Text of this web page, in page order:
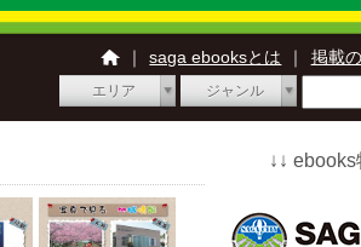
｜ saga ebooksとは ｜ 掲載
エリア ジャンル
↓↓